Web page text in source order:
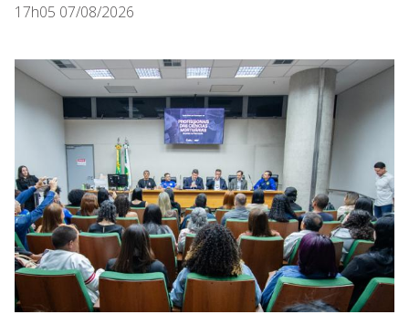
17h05 07/08/2026